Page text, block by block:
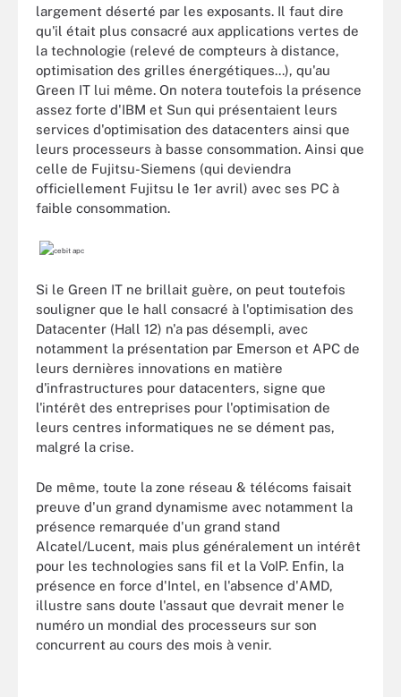
largement déserté par les exposants. Il faut dire
qu'il était plus consacré aux applications vertes de
la technologie (relevé de compteurs à distance,
optimisation des grilles énergétiques...), qu'au
Green IT lui même. On notera toutefois la présence
assez forte d'IBM et Sun qui présentaient leurs
services d'optimisation des datacenters ainsi que
leurs processeurs à basse consommation. Ainsi que
celle de Fujitsu-Siemens (qui deviendra
officiellement Fujitsu le 1er avril) avec ses PC à
faible consommation.
Si le Green IT ne brillait guère, on peut toutefois
souligner que le hall consacré à l'optimisation des
Datacenter (Hall 12) n'a pas désempli, avec
notamment la présentation par Emerson et APC de
leurs dernières innovations en matière
d'infrastructures pour datacenters, signe que
l'intérêt des entreprises pour l'optimisation de
leurs centres informatiques ne se dément pas,
malgré la crise.
De même, toute la zone réseau & télécoms faisait
preuve d'un grand dynamisme avec notamment la
présence remarquée d'un grand stand
Alcatel/Lucent, mais plus généralement un intérêt
pour les technologies sans fil et la VoIP. Enfin, la
présence en force d'Intel, en l'absence d'AMD,
illustre sans doute l'assaut que devrait mener le
numéro un mondial des processeurs sur son
concurrent au cours des mois à venir.